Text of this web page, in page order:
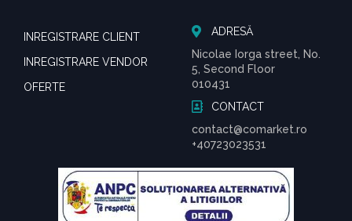
INREGISTRARE CLIENT
INREGISTRARE VENDOR
OFERTE
ADRESĂ
Nicolae Iorga street, No.
5, Second Floor
010431
CONTACT
contact@comarket.ro
+40723023531